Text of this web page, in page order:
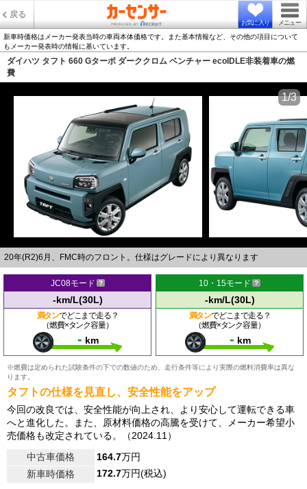
戻る
お気に入り メニュー
新車時価格はメーカー発表当時の車両本体価格です。また基本情報など、その他の項目について
もメーカー発表時の情報に基いています。
ダイハツ タフト 660 Gターボ ダーククロム ベンチャー ecoIDLE非装着車の燃
費
20年(R2)6月、FMC時のフロント。仕様はグレードにより異なります
1/3
JC08モード
-km/L(30L)
満タンでどこまで走る？
（燃費×タンク容量）
- km
10・15モード
-km/L(30L)
満タンでどこまで走る？
（燃費×タンク容量）
- km
※燃費は定められた試験条件の下での数値のため、走行条件等により実際の燃料消費率は異な
ります。
タフトの仕様を見直し、安全性能をアップ
今回の改良では、安全性能が向上され、より安心して運転できる車
へと進化した。また、原材料価格の高騰を受けて、メーカー希望小
売価格も改定されている。（2024.11）
中古車価格
164.7万円
新車時価格
172.7万円(税込)